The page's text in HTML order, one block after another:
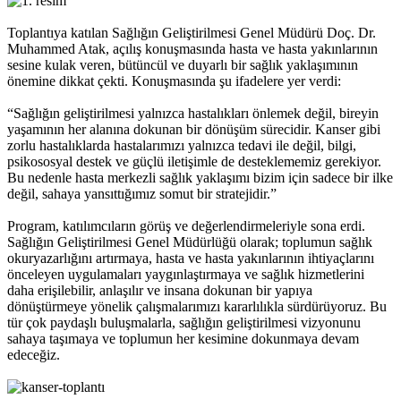
Toplantıya katılan Sağlığın Geliştirilmesi Genel Müdürü Doç. Dr.
Muhammed Atak, açılış konuşmasında hasta ve hasta yakınlarının
sesine kulak veren, bütüncül ve duyarlı bir sağlık yaklaşımının
önemine dikkat çekti. Konuşmasında şu ifadelere yer verdi:
“Sağlığın geliştirilmesi yalnızca hastalıkları önlemek değil, bireyin
yaşamının her alanına dokunan bir dönüşüm sürecidir. Kanser gibi
zorlu hastalıklarda hastalarımızı yalnızca tedavi ile değil, bilgi,
psikososyal destek ve güçlü iletişimle de desteklememiz gerekiyor.
Bu nedenle hasta merkezli sağlık yaklaşımı bizim için sadece bir ilke
değil, sahaya yansıttığımız somut bir stratejidir.”
Program, katılımcıların görüş ve değerlendirmeleriyle sona erdi.
Sağlığın Geliştirilmesi Genel Müdürlüğü olarak; toplumun sağlık
okuryazarlığını artırmaya, hasta ve hasta yakınlarının ihtiyaçlarını
önceleyen uygulamaları yaygınlaştırmaya ve sağlık hizmetlerini
daha erişilebilir, anlaşılır ve insana dokunan bir yapıya
dönüştürmeye yönelik çalışmalarımızı kararlılıkla sürdürüyoruz. Bu
tür çok paydaşlı buluşmalarla, sağlığın geliştirilmesi vizyonunu
sahaya taşımaya ve toplumun her kesimine dokunmaya devam
edeceğiz.